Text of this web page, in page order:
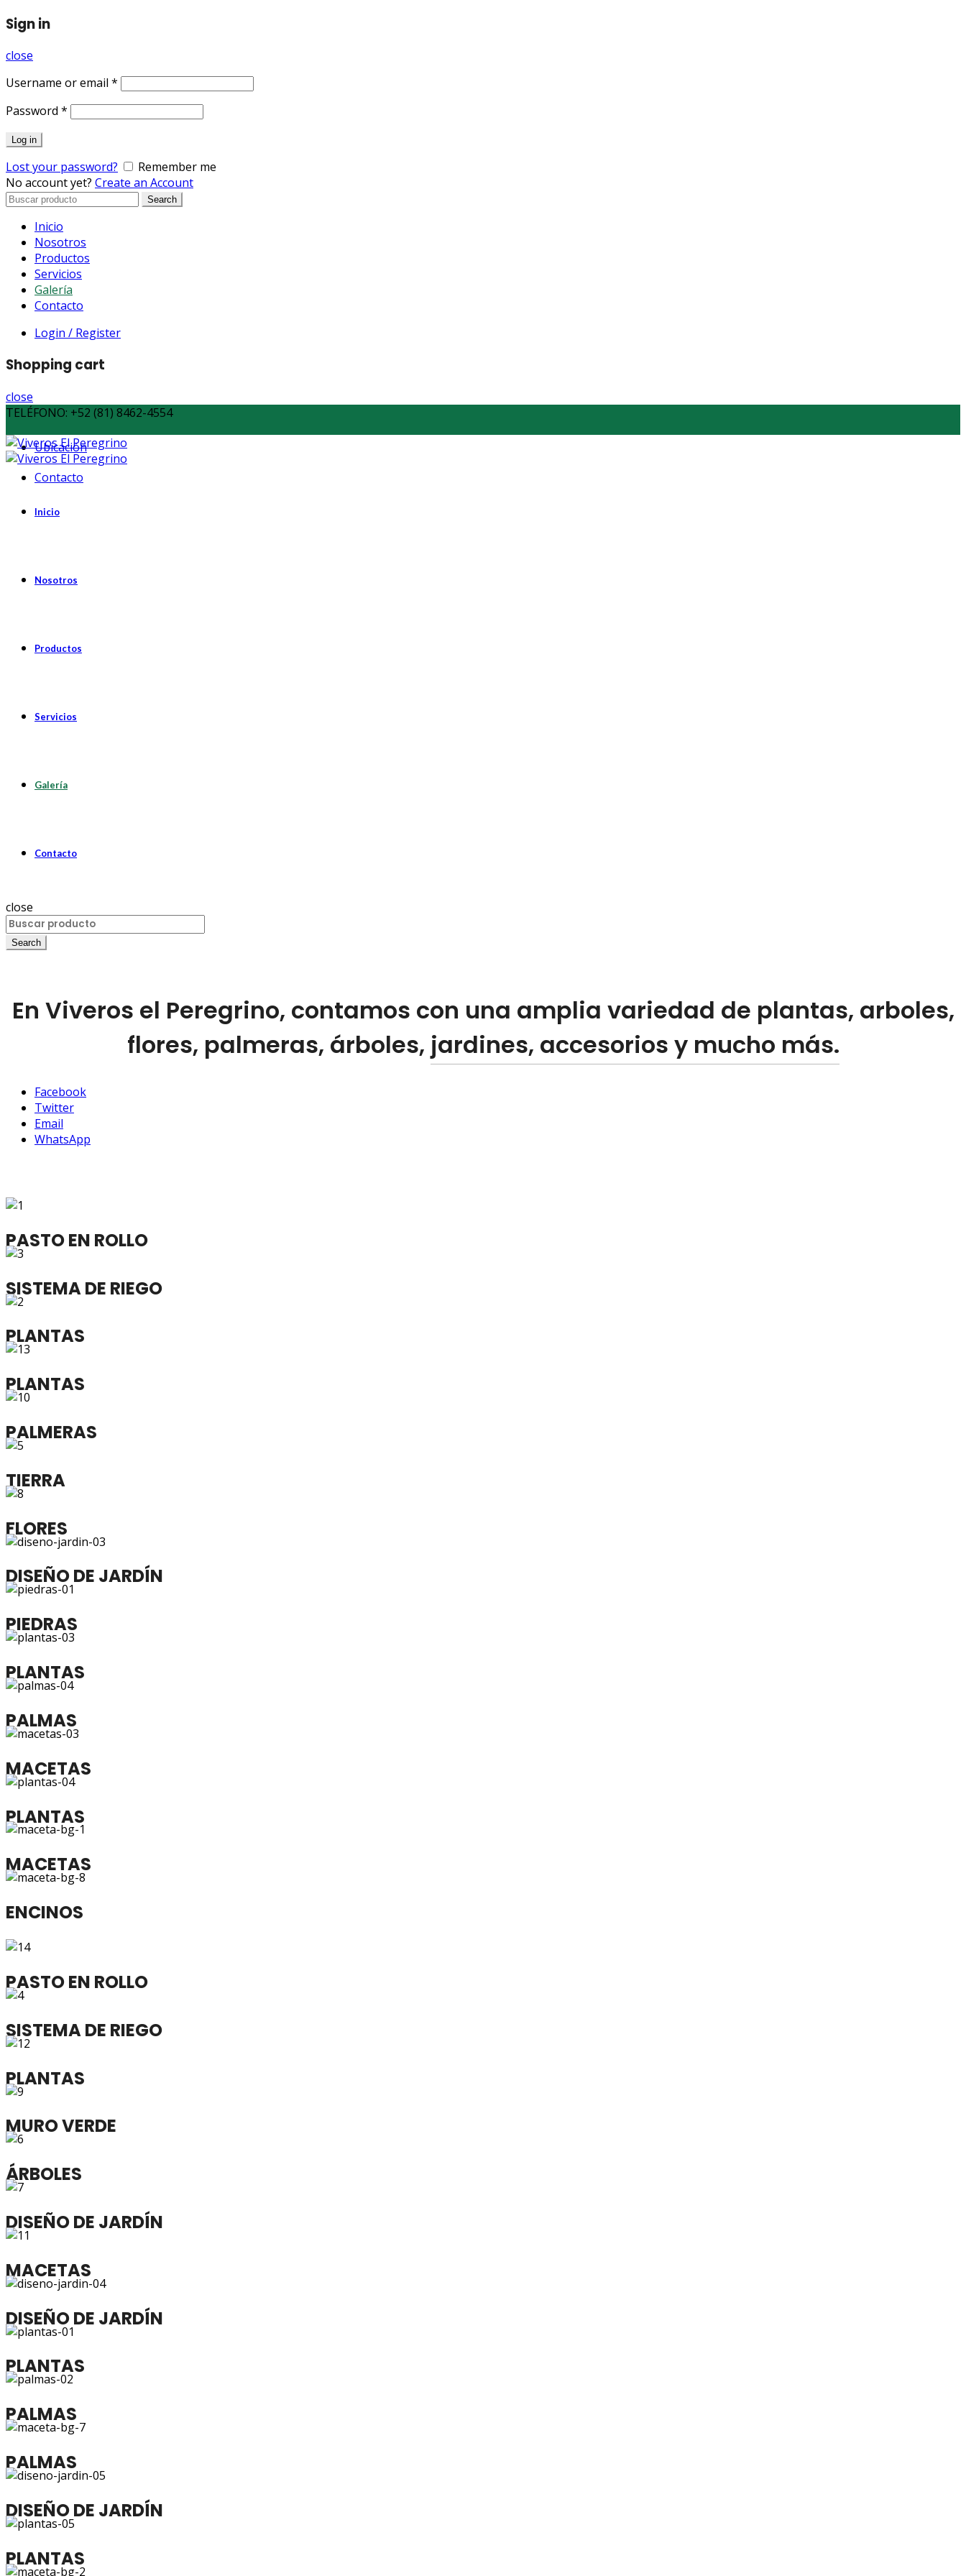
Sign in
close
Username or email *
Password *
Log in
Lost your password?
Remember me
No account yet? Create an Account
Search
Search
Inicio
Nosotros
Productos
Servicios
Galería
Contacto
Login / Register
Shopping cart
close
TELÉFONO: +52 (81) 8462-4554
Ubicación
Contacto
Inicio
Nosotros
Productos
Servicios
Galería
Contacto
close
Search
for:
Search
En Viveros el Peregrino, contamos con una amplia variedad de plantas, arboles,
flores, palmeras, árboles, jardines, accesorios y mucho más.
Facebook
Twitter
Email
WhatsApp
PASTO EN ROLLO
SISTEMA DE RIEGO
PLANTAS
PLANTAS
PALMERAS
TIERRA
FLORES
DISEÑO DE JARDÍN
PIEDRAS
PLANTAS
PALMAS
MACETAS
PLANTAS
MACETAS
ENCINOS
PASTO EN ROLLO
SISTEMA DE RIEGO
PLANTAS
MURO VERDE
ÁRBOLES
DISEÑO DE JARDÍN
MACETAS
DISEÑO DE JARDÍN
PLANTAS
PALMAS
PALMAS
DISEÑO DE JARDÍN
PLANTAS